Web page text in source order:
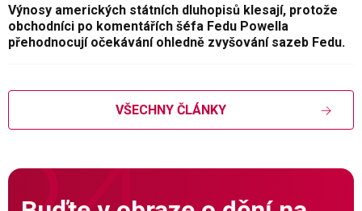
Výnosy amerických státních dluhopisů klesají, protože
obchodníci po komentářích šéfa Fedu Powella
přehodnocují očekávání ohledně zvyšování sazeb Fedu.
VŠECHNY ČLÁNKY